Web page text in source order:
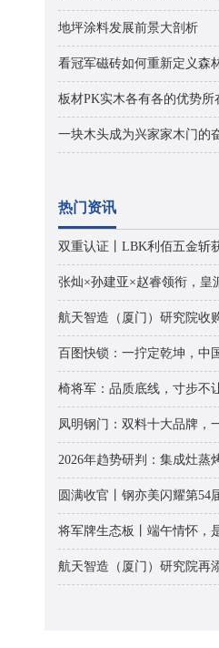
地坪涂料发展前景大剖析
看冠军磁砖如何重新定义森
板材PK实木各有各的优势所
一块木头成为兴家家木门的
热门资讯
双重认证丨LBK利佰五金斩
张灿×孙建亚×赵睿领衔，皇
航天智造（厦门）研究院收
百图快锁：一拧定乾坤，中
椅将军：品质底线，寸步不
凤明钢门：双料十大品牌，
2026年趋势研判：集成灶蒸
圆满收官丨钢亦美闪耀第54
将军牌生态板丨端午情怀，
航天智造（厦门）研究院再